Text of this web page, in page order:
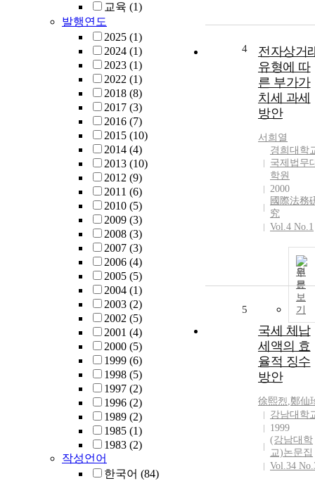
교육 (1)
발행연도
2025 (1)
2024 (1)
2023 (1)
2022 (1)
2018 (8)
2017 (3)
2016 (7)
2015 (10)
2014 (4)
2013 (10)
2012 (9)
2011 (6)
2010 (5)
2009 (3)
2008 (3)
2007 (3)
2006 (4)
2005 (5)
2004 (1)
2003 (2)
2002 (5)
2001 (4)
2000 (5)
1999 (6)
1998 (5)
1997 (2)
1996 (2)
1989 (2)
1985 (1)
1983 (2)
작성언어
한국어 (84)
4
전자상거
유형에 따
른 부가가
치세 과세
방안
서희열
경희대학
국제법무
학원
2000
國際法務
究
Vol.4 No.1
원
문
보
기
5
국세 체납
세액의 효
율적 징수
방안
徐熙烈,鄭仙
강남대학
1999
(강남대학
교)논문집
Vol.34